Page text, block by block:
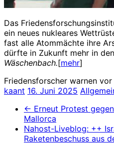
Das
ein neues nukleares
fast alle Atommächte ihre
dürfte in Zukunft mehr in
Wäschenbach.[mehr]
Friedensforscher warnen
kaant 16. Juni 2025
← Erneut Protest
Mallorca
Nahost-Liveblog: ++
Raketenbeschuss aus